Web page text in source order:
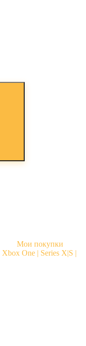
Мои покупки
Xbox One | Series X|S |